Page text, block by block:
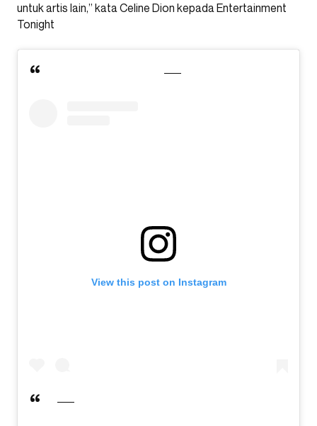
untuk artis lain,” kata Celine Dion kepada Entertainment
Tonight
View this post on Instagram